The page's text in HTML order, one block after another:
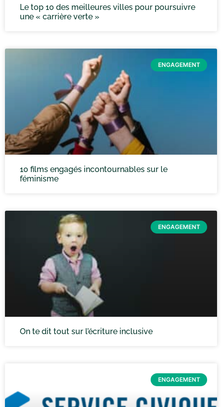
Le top 10 des meilleures villes pour poursuivre
une « carrière verte »
ENGAGEMENT
10 films engagés incontournables sur le
féminisme
ENGAGEMENT
On te dit tout sur l’écriture inclusive
ENGAGEMENT